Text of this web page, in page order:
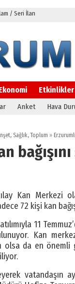
/ Seri İlan
Etkinlikler
Anket Hava
, Sağlık,Toplum »
Kan Merkezi
72 kişi kan
11
Kan
olsa da en
vatandaşın